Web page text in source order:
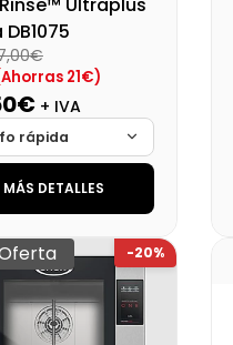
Ultraplus
21€)
+ IVA
rápida
Cargando…
Cargando…
116,77 €
MÁS DETALLES
-20%